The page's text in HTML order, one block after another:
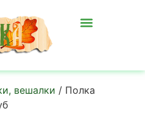
вешалки / Полка